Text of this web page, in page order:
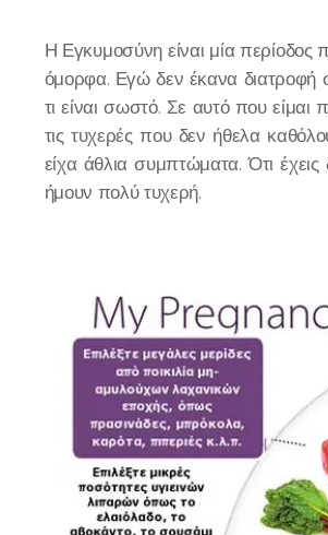
Η Εγκυμοσύνη είναι μία
όμορφα. Εγώ δεν έκανα διατροφή
τι είναι σωστό. Σε αυτό που
τις τυχερές που δεν ήθελα
είχα άθλια συμπτώματα. Ότι
ήμουν πολύ τυχερή.